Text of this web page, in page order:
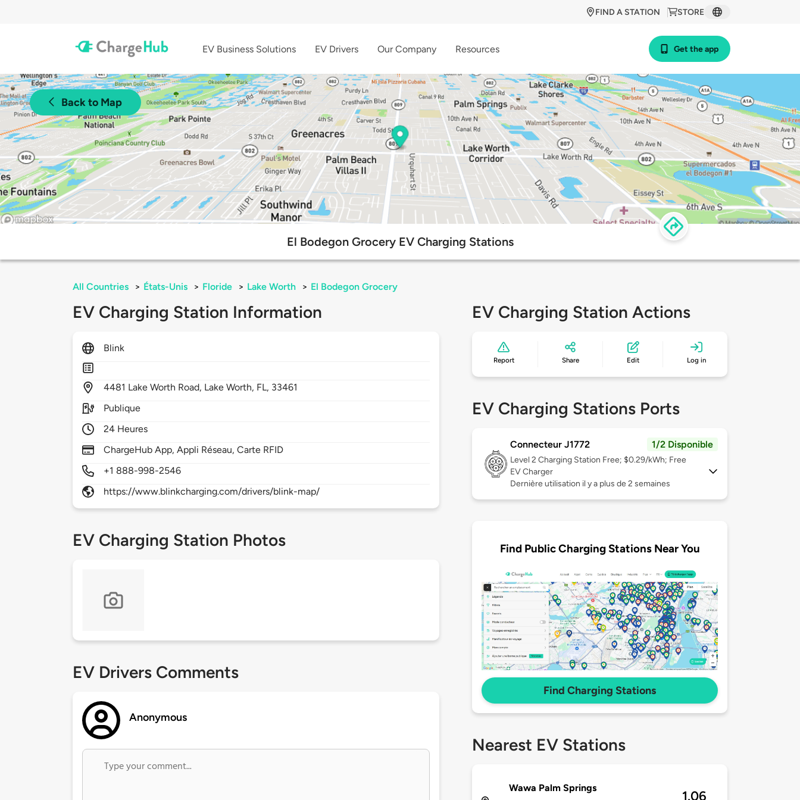
STORE
FIND A STATION
EV Business Solutions EV Drivers Our Company Resources Get the app
Back to Map
El Bodegon Grocery EV Charging Stations
All Countries > États-Unis > Floride > Lake Worth > El Bodegon Grocery
EV Charging Station Information
Blink
4481 Lake Worth Road, Lake Worth, FL, 33461
Publique
24 Heures
ChargeHub App, Appli Réseau, Carte RFID
+1 888-998-2546
https://www.blinkcharging.com/drivers/blink-map/
EV Charging Station Photos
EV Drivers Comments
Anonymous
EV Charging Station Actions
Report Share Edit Log in
EV Charging Stations Ports
Connecteur J1772 1/2 Disponible
Level 2 Charging Station Free; $0.29/kWh; Free
EV Charger
Dernière utilisation il y a plus de 2 semaines
Find Public Charging Stations Near You
Find Charging Stations
Nearest EV Stations
Wawa Palm Springs
1.06